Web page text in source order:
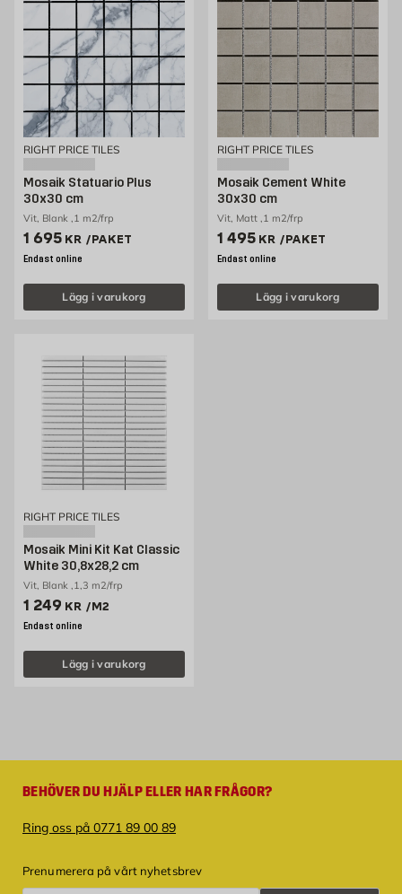
RIGHT PRICE TILES
Mosaik Statuario Plus
30x30 cm
Vit, Blank ,1 m2/frp
Pris 1695 kr /paket
1 695 KR /PAKET
Endast online
Lägg i varukorg
RIGHT PRICE TILES
Mosaik Cement White
30x30 cm
Vit, Matt ,1 m2/frp
Pris 1495 kr /paket
1 495 KR /PAKET
Endast online
Lägg i varukorg
RIGHT PRICE TILES
Mosaik Mini Kit Kat Classic
White 30,8x28,2 cm
Vit, Blank ,1,3 m2/frp
Pris 1249 kr /m2
1 249 KR /M2
Endast online
Lägg i varukorg
BEHÖVER DU HJÄLP ELLER HAR FRÅGOR?
Ring oss på 0771 89 00 89
Prenumerera på vårt nyhetsbrev